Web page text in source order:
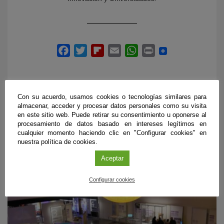
PRÓXIMOS EVENTOS
Con su acuerdo, usamos cookies o tecnologías similares para
almacenar, acceder y procesar datos personales como su visita
en este sitio web. Puede retirar su consentimiento u oponerse al
procesamiento de datos basado en intereses legítimos en
cualquier momento haciendo clic en "Configurar cookies" en
nuestra política de cookies.
Aceptar
Configurar cookies